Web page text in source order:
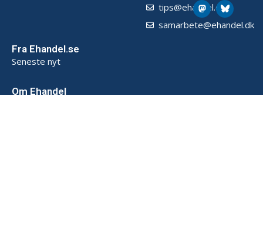
tips@ehandel.dk
samarbete@ehandel.dk
Fra Ehandel.se
Seneste nyt
Om Ehandel